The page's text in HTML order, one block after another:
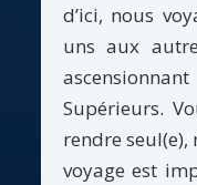
d’ici, nous
uns aux
Supérieurs.
rendre seul(e),
voyage est